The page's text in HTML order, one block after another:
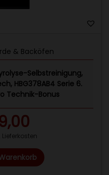
& Backöfen
Selbstreinigung,
HBG378AB4 Serie 6.
Technik-Bonus
Lieferkosten